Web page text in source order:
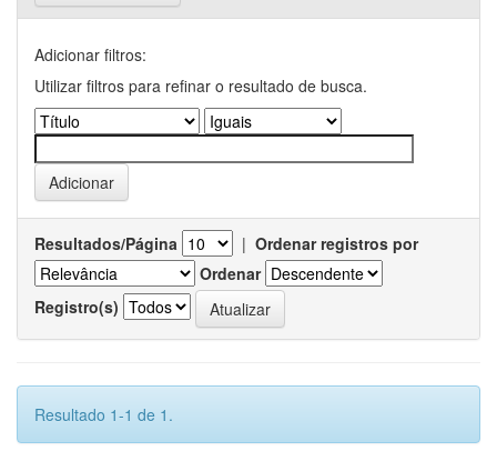
Adicionar filtros:
Utilizar filtros para refinar o resultado de busca.
Resultados/Página | Ordenar registros por
Ordenar
Registro(s)
Resultado 1-1 de 1.